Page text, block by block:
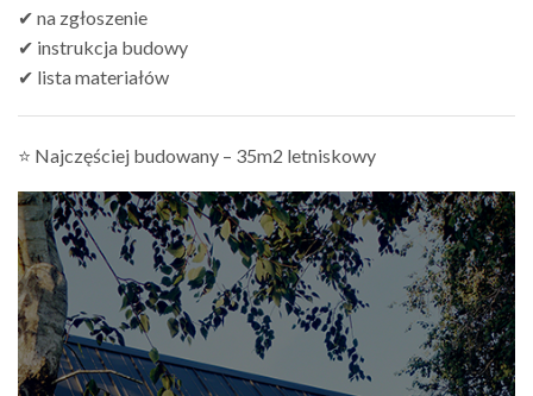
✔ na zgłoszenie
✔ instrukcja budowy
✔ lista materiałów
⭐ Najczęściej budowany – 35m2 letniskowy